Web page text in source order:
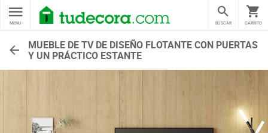
MENU CARRITO
BUSCAR
MUEBLE DE TV DE DISEÑO FLOTANTE CON PUERTAS
Y UN PRÁCTICO ESTANTE